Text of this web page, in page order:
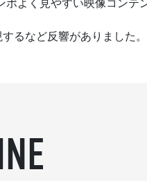
るなど反響がありました。